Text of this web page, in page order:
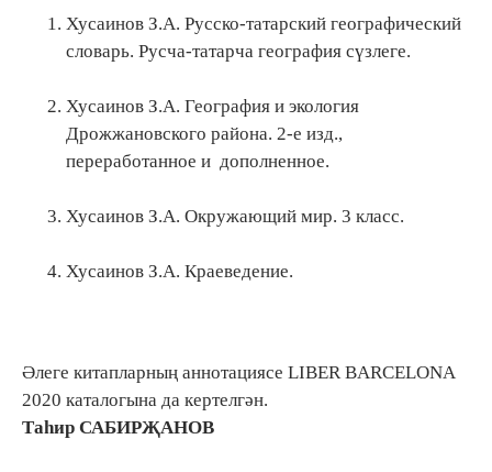
Хусаинов З.А. Русско-татарский географический
словарь. Русча-татарча география сүзлеге.
Хусаинов З.А. География и экология
Дрожжановского района. 2-е изд.,
переработанное и дополненное.
Хусаинов З.А. Окружающий мир. 3 класс.
Хусаинов З.А. Краеведение.
Әлеге китапларның аннотациясе LIBER BARCELONA
2020 каталогына да кертелгән.
Таһир САБИРҖАНОВ